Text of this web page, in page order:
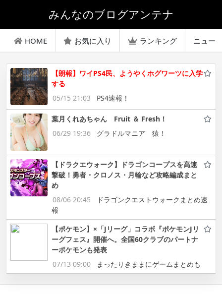
みんなのブログアンテナ
HOME お気に入り ランキング ニュー
【朗報】ワイPS4民、ようやくホグワーツに入学
する
05/15 21:03
PS4速報！
葉月くれあちゃん Fruit ＆ Fresh！
06/29 19:36
グラドルマニア 猿！
【ドラクエウォーク】ドラゴンコープスを高速
撃破！勇者・クロノス・月輪など攻略編成まと
め
08/06 20:45
ドラゴンクエストウォークまとめ速
報
【ポケモン】×「Jリーグ」コラボ『ポケモンJリ
ーグフェス』開催へ。全国60クラブのパートナ
ーポケモンも発表
07/13 09:00
まったりきままにゲームまとめも